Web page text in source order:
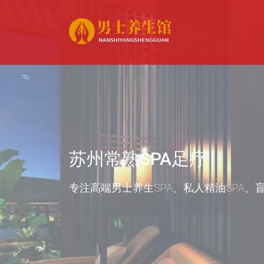
苏州常熟SPA足疗
专注高端男士养生SPA、私人精油SPA、